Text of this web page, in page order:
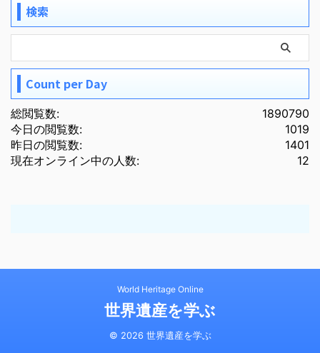
検索
Count per Day
1890790
総閲覧数:
1019
今日の閲覧数:
1401
昨日の閲覧数:
12
現在オンライン中の人数:
World Heritage Online
世界遺産を学ぶ
© 2026 世界遺産を学ぶ